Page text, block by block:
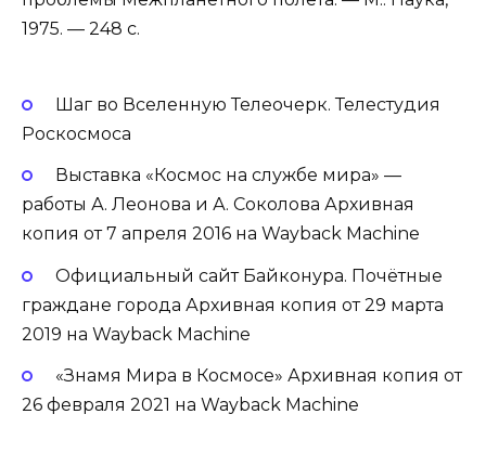
1975. — 248 с.
Шаг во Вселенную Телеочерк. Телестудия
Роскосмоса
Выставка «Космос на службе мира» —
работы А. Леонова и А. Соколова Архивная
копия от 7 апреля 2016 на Wayback Machine
Официальный сайт Байконура. Почётные
граждане города Архивная копия от 29 марта
2019 на Wayback Machine
«Знамя Мира в Космосе» Архивная копия от
26 февраля 2021 на Wayback Machine